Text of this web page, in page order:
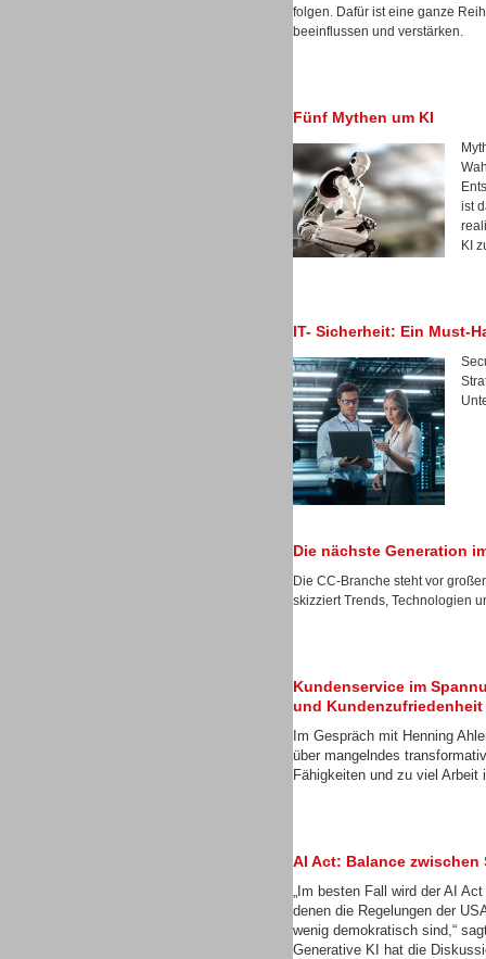
folgen. Dafür ist eine ganze
beeinflussen und verstärken.
Fünf Mythen um KI
ist
KI
IT- Sicherheit: Ein Must-
Die nächste Generation
Die CC-Branche steht vor
skizziert Trends, Technologien
Kundenservice im
und Kundenzufriedenheit
Im Gespräch mit Henning
über mangelndes
Fähigkeiten und zu viel
AI Act: Balance
„Im besten Fall wird der AI
denen die Regelungen der
wenig demokratisch sind,“
Generative KI hat die